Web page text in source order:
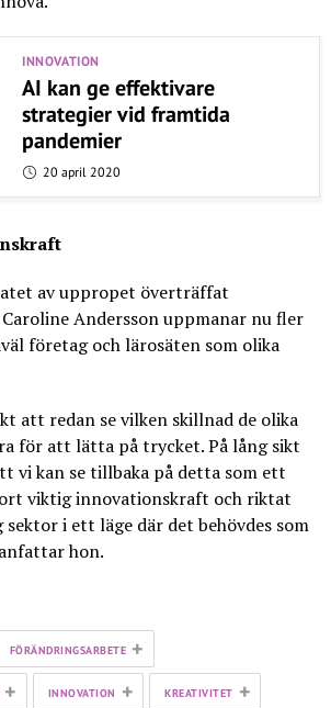
INNOVATION
AI kan ge effektivare
strategier vid framtida
pandemier
20 april 2020
av uppropet överträffat
Andersson uppmanar nu fler
företag och lärosäten som olika
att redan se vilken skillnad de olika
för att lätta på trycket. På lång sikt
vi kan se tillbaka på detta som ett
viktig innovationskraft och riktat
i ett läge där det behövdes som
hon.
FÖRÄNDRINGSARBETE +
+ INNOVATION + KREATIVITET +